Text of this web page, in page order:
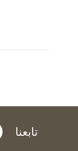
تابعنا